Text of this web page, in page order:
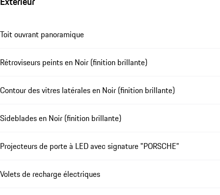
Toit ouvrant panoramique
Rétroviseurs peints en Noir (finition brillante)
Contour des vitres latérales en Noir (finition brillante)
Sideblades en Noir (finition brillante)
Projecteurs de porte à LED avec signature "PORSCHE"
Volets de recharge électriques